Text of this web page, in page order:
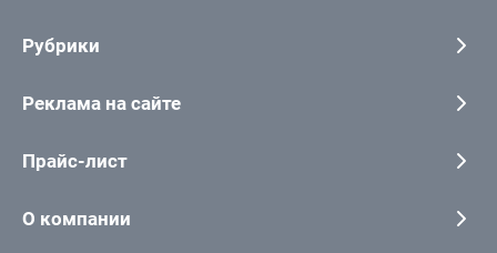
Рубрики
Реклама на сайте
Прайс-лист
О компании